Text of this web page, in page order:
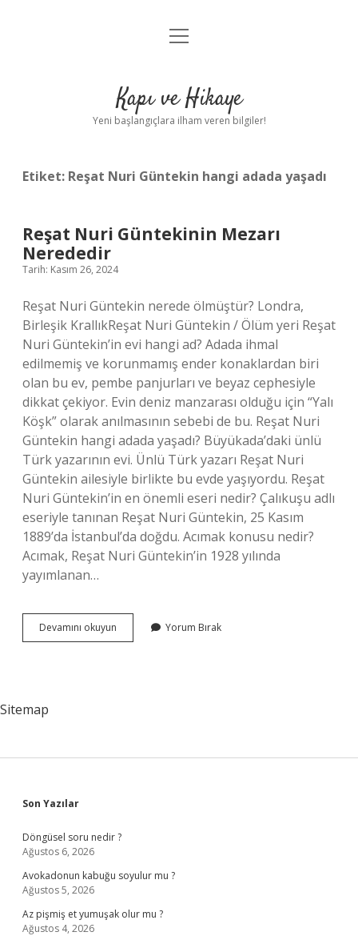
Anasayfa
Yasal Uyarı
menüyü
Kapı ve Hikaye
Yeni başlangıçlara ilham veren bilgiler!
Etiket: Reşat Nuri Güntekin hangi adada yaşadı
Reşat Nuri Güntekinin Mezarı
Nerededir
Tarih: Kasım 26, 2024
Reşat Nuri Güntekin nerede ölmüştür? Londra,
Birleşik KrallıkReşat Nuri Güntekin / Ölüm yeri Reşat
Nuri Güntekin’in evi hangi ad? Adada ihmal
edilmemiş ve korunmamış ender konaklardan biri
olan bu ev, pembe panjurları ve beyaz cephesiyle
dikkat çekiyor. Evin deniz manzarası olduğu için “Yalı
Köşk” olarak anılmasının sebebi de bu. Reşat Nuri
Güntekin hangi adada yaşadı? Büyükada’daki ünlü
Türk yazarının evi. Ünlü Türk yazarı Reşat Nuri
Güntekin ailesiyle birlikte bu evde yaşıyordu. Reşat
Nuri Güntekin’in en önemli eseri nedir? Çalıkuşu adlı
eseriyle tanınan Reşat Nuri Güntekin, 25 Kasım
1889’da İstanbul’da doğdu. Acımak konusu nedir?
Acımak, Reşat Nuri Güntekin’in 1928 yılında
yayımlanan…
Devamını okuyun
Nuri
Yorum Bırak
Sitemap
Sidebar
Son Yazılar
Döngüsel soru nedir ?
Ağustos 6, 2026
Avokadonun kabuğu soyulur mu ?
Ağustos 5, 2026
Az pişmiş et yumuşak olur mu ?
Ağustos 4, 2026